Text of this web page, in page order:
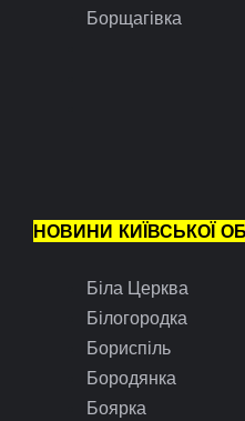
Борщагівка
НОВИНИ КИЇВСЬКОЇ
Біла Церква
Білогородка
Бориспіль
Бородянка
Боярка